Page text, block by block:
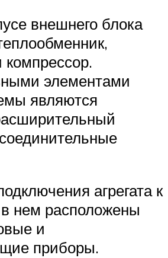
внешнего блока
компрессор.
элементами
являются
агрегата к
в нем расположены
и
приборы.